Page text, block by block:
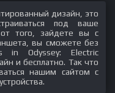
дизайн, это
под ваше
того, зайдете вы с
вы сможете без
in Odyssey: Electric
и бесплатно. Так что
нашим сайтом с